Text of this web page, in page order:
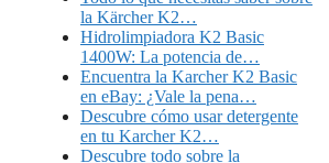
la Kärcher K2…
Hidrolimpiadora K2 Basic
1400W: La potencia de…
Encuentra la Karcher K2 Basic
en eBay: ¿Vale la pena…
Descubre cómo usar detergente
en tu Karcher K2…
Descubre todo sobre la